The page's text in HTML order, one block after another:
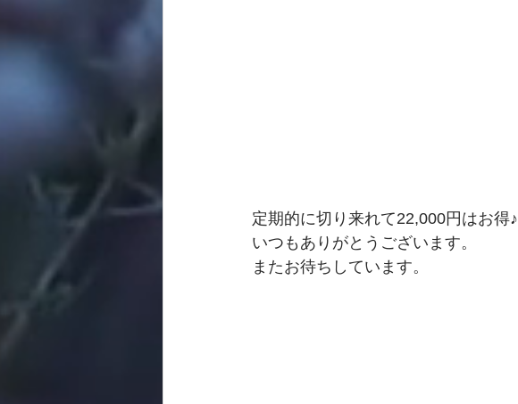
定期的に切り来れて22,000円はお得♪
いつもありがとうございます。
またお待ちしています。